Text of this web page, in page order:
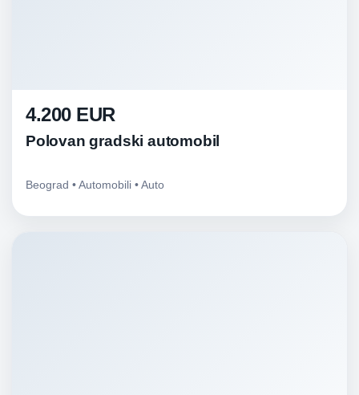
4.200 EUR
Polovan gradski automobil
Beograd • Automobili • Auto